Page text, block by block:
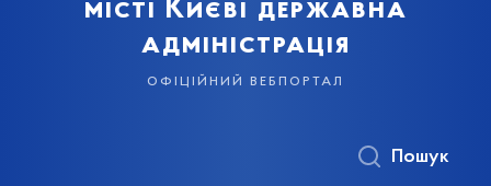
місті Києві державна
адміністрація
офіційний вебпортал
Пошук